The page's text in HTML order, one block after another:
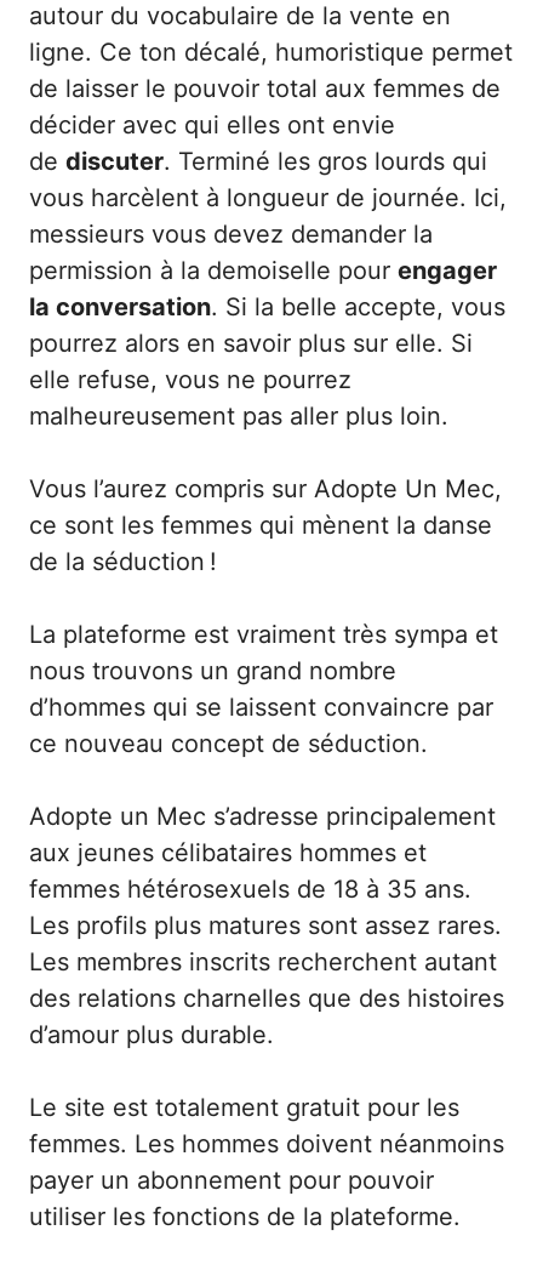
autour du vocabulaire de la vente en
ligne. Ce ton décalé, humoristique permet
de laisser le pouvoir total aux femmes de
décider avec qui elles ont envie
de discuter. Terminé les gros lourds qui
vous harcèlent à longueur de journée. Ici,
messieurs vous devez demander la
permission à la demoiselle pour engager
la conversation. Si la belle accepte, vous
pourrez alors en savoir plus sur elle. Si
elle refuse, vous ne pourrez
malheureusement pas aller plus loin.
Vous l’aurez compris sur Adopte Un Mec,
ce sont les femmes qui mènent la danse
de la séduction !
La plateforme est vraiment très sympa et
nous trouvons un grand nombre
d’hommes qui se laissent convaincre par
ce nouveau concept de séduction.
Adopte un Mec s’adresse principalement
aux jeunes célibataires hommes et
femmes hétérosexuels de 18 à 35 ans.
Les profils plus matures sont assez rares.
Les membres inscrits recherchent autant
des relations charnelles que des histoires
d’amour plus durable.
Le site est totalement gratuit pour les
femmes. Les hommes doivent néanmoins
payer un abonnement pour pouvoir
utiliser les fonctions de la plateforme.